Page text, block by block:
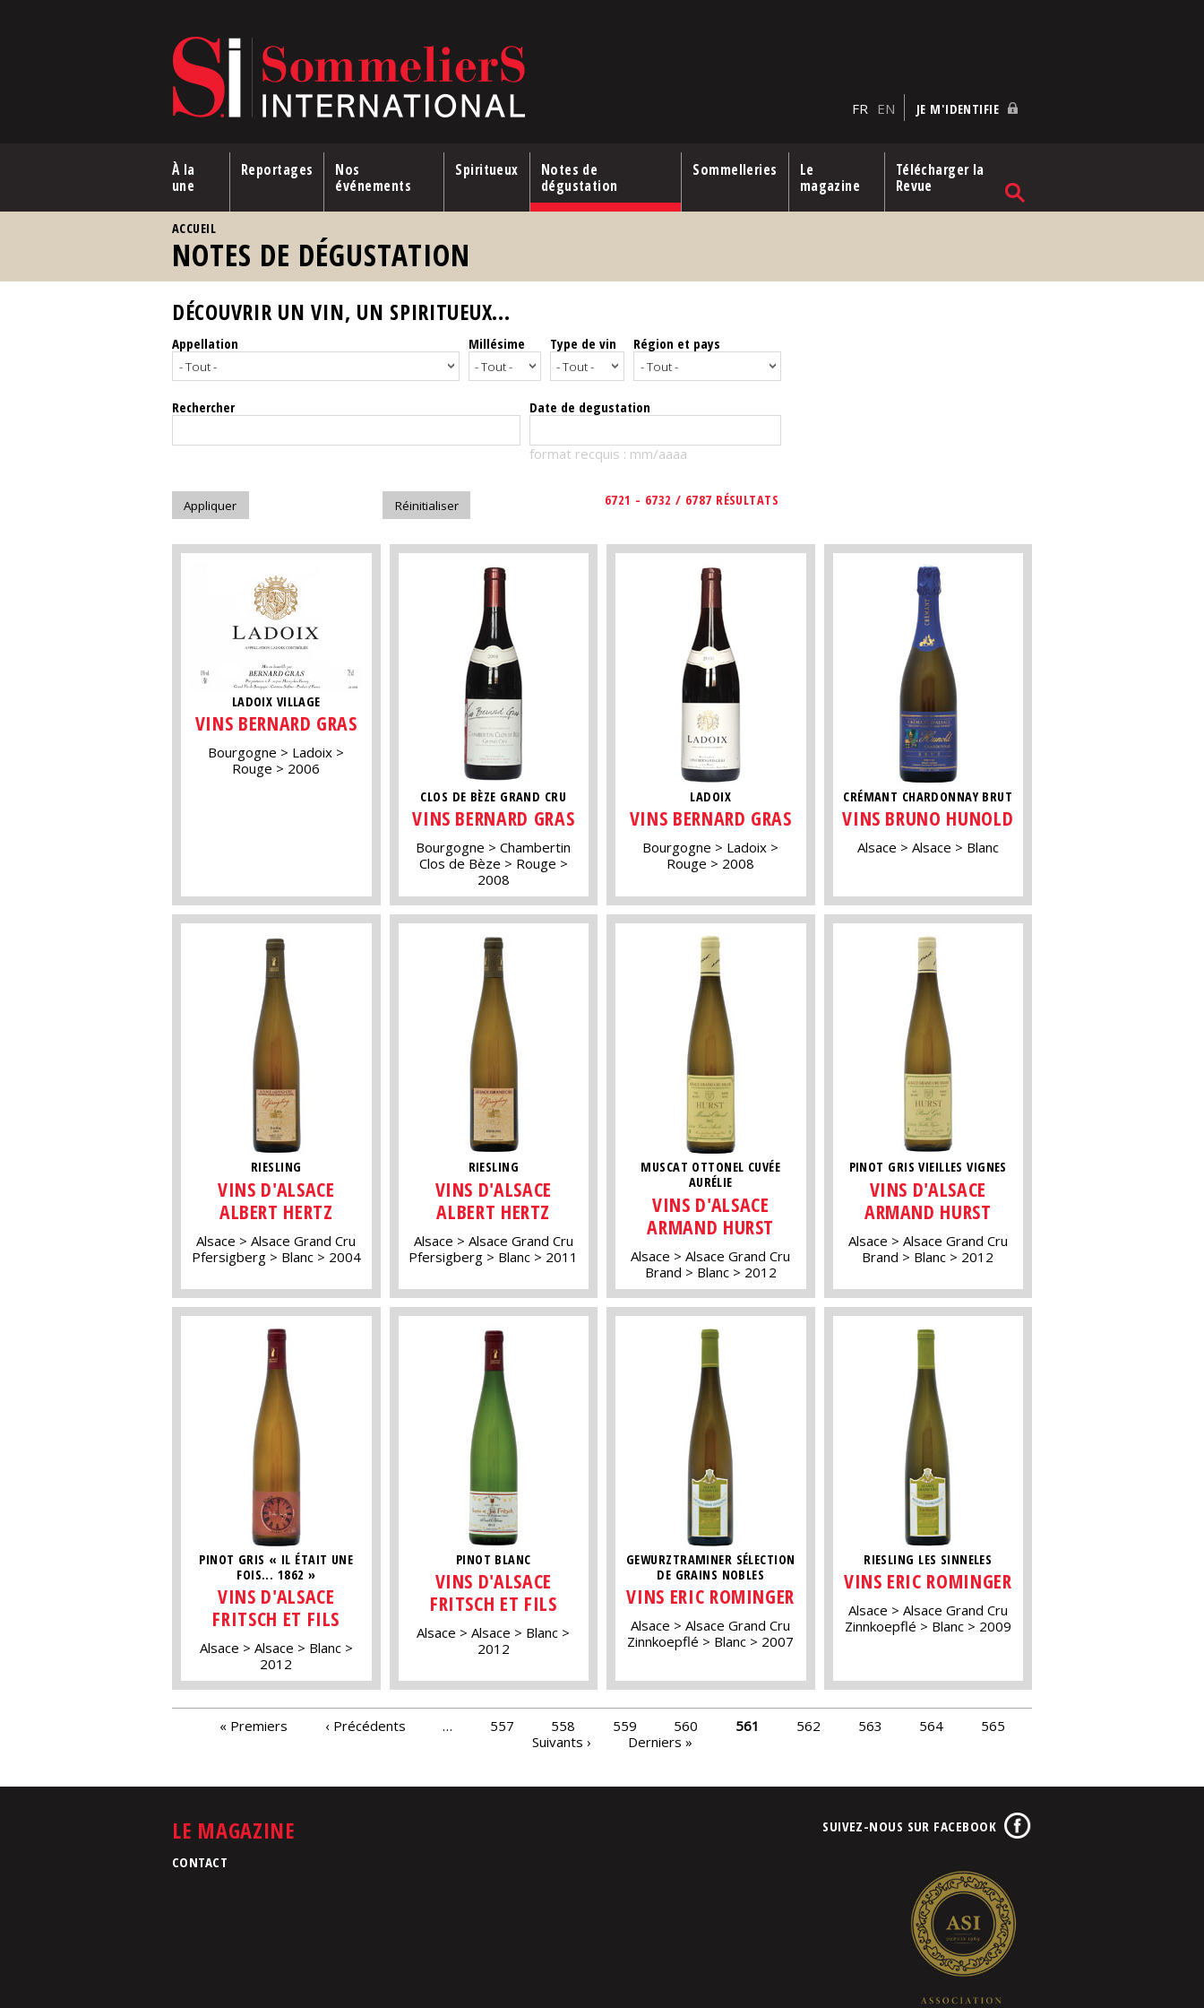
FR EN JE M'IDENTIFIE
À la
une
Reportages
Nos
événements
Spiritueux
Notes de
dégustation
Sommelleries
Le
magazine
Télécharger la
Revue
ACCUEIL
NOTES DE DÉGUSTATION
DÉCOUVRIR UN VIN, UN SPIRITUEUX...
Appellation Millésime Type de vin Région et pays
Rechercher Date de degustation
format recquis : mm/aaaa
6721 - 6732 / 6787 RÉSULTATS
LADOIX VILLAGE
VINS BERNARD GRAS
Bourgogne
Ladoix
Rouge
2006
CLOS DE BÈZE GRAND CRU
VINS BERNARD GRAS
Bourgogne
Chambertin
Clos de Bèze
Rouge
2008
LADOIX
VINS BERNARD GRAS
Bourgogne
Ladoix
Rouge
2008
CRÉMANT CHARDONNAY BRUT
VINS BRUNO HUNOLD
Alsace Alsace Blanc
RIESLING
VINS D'ALSACE
ALBERT HERTZ
Alsace
Alsace Grand Cru
Pfersigberg
Blanc 2004
RIESLING
VINS D'ALSACE
ALBERT HERTZ
Alsace
Alsace Grand Cru
Pfersigberg
Blanc 2011
MUSCAT OTTONEL CUVÉE
AURÉLIE
VINS D'ALSACE
ARMAND HURST
Alsace
Alsace Grand Cru
Brand
Blanc 2012
PINOT GRIS VIEILLES VIGNES
VINS D'ALSACE
ARMAND HURST
Alsace
Alsace Grand Cru
Brand
Blanc 2012
PINOT GRIS « IL ÉTAIT UNE
FOIS... 1862 »
VINS D'ALSACE
FRITSCH ET FILS
Alsace Alsace
Blanc
2012
PINOT BLANC
VINS D'ALSACE
FRITSCH ET FILS
Alsace Alsace
Blanc
2012
GEWURZTRAMINER SÉLECTION
DE GRAINS NOBLES
VINS ERIC ROMINGER
Alsace
Alsace Grand Cru
Zinnkoepflé
Blanc 2007
RIESLING LES SINNELES
VINS ERIC ROMINGER
Alsace
Alsace Grand Cru
Zinnkoepflé
Blanc 2009
PAGES« Premiers ‹ Précédents … 557 558 559 560 561 562 563 564
565
Suivants ›
Derniers »
LE MAGAZINE
CONTACT
SUIVEZ-NOUS SUR FACEBOOK